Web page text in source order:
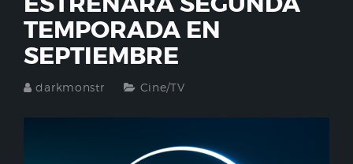
TEMPORADA EN
SEPTIEMBRE
darkmonstr Cine/TV